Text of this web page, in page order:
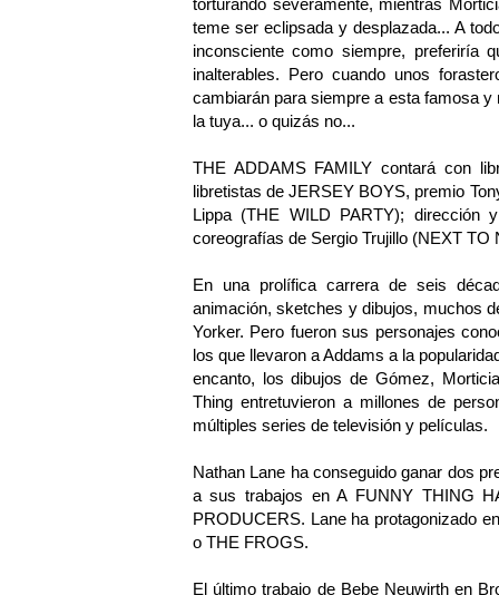
torturando severamente, mientras
teme ser eclipsada y desplazada... A
inconsciente como siempre, preferiría
inalterables. Pero cuando unos
cambiarán para siempre a esta famosa
la tuya... o quizás no...
THE ADDAMS FAMILY contará con
libretistas de JERSEY BOYS, premio
Lippa (THE WILD PARTY);
coreografías de Sergio Trujillo (NEXT
En una prolífica carrera de seis
animación, sketches y dibujos, muchos
Yorker. Pero fueron sus personajes
los que llevaron a Addams a la
encanto, los dibujos de Gómez,
Thing entretuvieron a millones de
múltiples series de televisión y películas.
Nathan Lane ha conseguido ganar dos
a sus trabajos en A FUNNY THING
PRODUCERS. Lane ha protagonizado
o THE FROGS.
El último trabajo de Bebe Neuwirth en